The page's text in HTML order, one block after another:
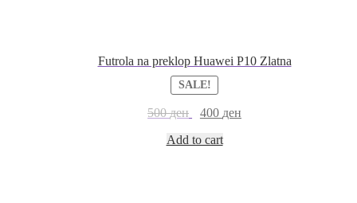
Futrola na preklop Huawei P10 Zlatna
SALE!
500ден 400 ден
Add to cart